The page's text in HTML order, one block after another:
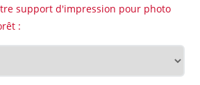
support d'impression pour photo
: